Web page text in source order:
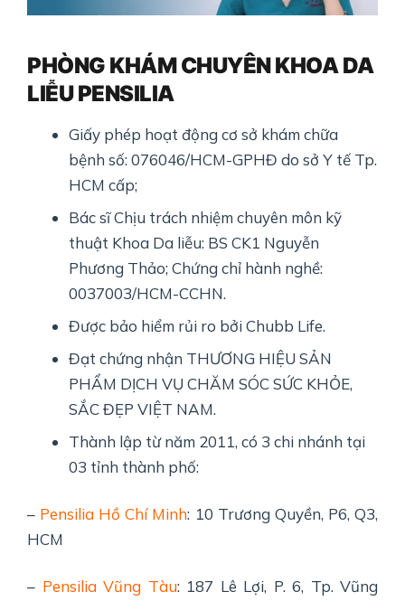
PHÒNG KHÁM CHUYÊN KHOA DA
LIỄU PENSILIA
Giấy phép hoạt động cơ sở khám chữa
bệnh số: 076046/HCM-GPHĐ do sở Y tế Tp.
HCM cấp;
Bác sĩ Chịu trách nhiệm chuyên môn kỹ
thuật Khoa Da liễu: BS CK1 Nguyễn
Phương Thảo; Chứng chỉ hành nghề:
0037003/HCM-CCHN.
Được bảo hiểm rủi ro bởi Chubb Life.
Đạt chứng nhận THƯƠNG HIỆU SẢN
PHẨM DỊCH VỤ CHĂM SÓC SỨC KHỎE,
SẮC ĐẸP VIỆT NAM.
Thành lập từ năm 2011, có 3 chi nhánh tại
03 tỉnh thành phố:
– Pensilia Hồ Chí Minh: 10 Trương Quyền, P6, Q3,
HCM
– Pensilia Vũng Tàu: 187 Lê Lợi, P. 6, Tp. Vũng